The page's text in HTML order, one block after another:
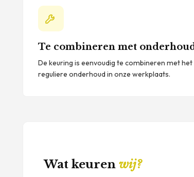
Te combineren met
De keuring is eenvoudig te combineren met het
reguliere onderhoud in onze werkplaats.
Wat keuren wij?